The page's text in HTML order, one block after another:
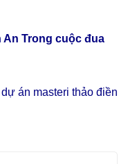
An Trong cuộc đua
dự án masteri thảo điền